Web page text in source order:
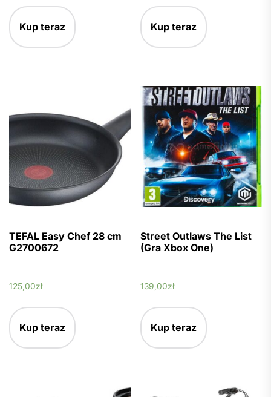
Kup teraz Kup teraz
TEFAL Easy Chef 28 cm
G2700672
125,00zł
Kup teraz
Street Outlaws The List
(Gra Xbox One)
139,00zł
Kup teraz